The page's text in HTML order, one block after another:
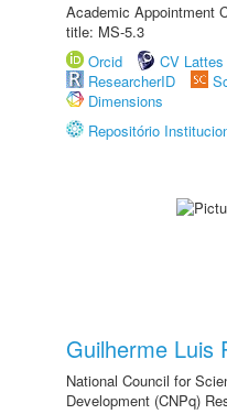
Academic Appointment
title: MS-5.3
Orcid
CV Lattes
ResearcherID
Dimensions
Repositório
Guilherme Luis
National Council for
Development (CNPq)